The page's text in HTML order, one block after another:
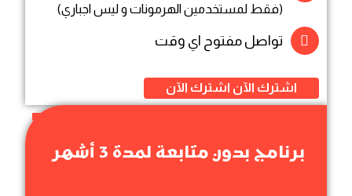
(فقط لمستخدمين الهرمونات و ليس اجباري)
تواصل مفتوح اي وقت
اشترك الآن اشترك الآن
برنامج بدون متابعة لمدة 3 أشهر